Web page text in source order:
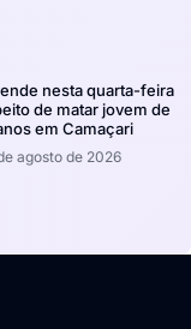
nesta quarta-feira
de matar jovem de
em Camaçari
agosto de 2026